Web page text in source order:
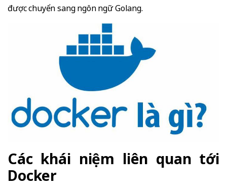
được chuyển sang ngôn ngữ Golang.
Các khái niệm liên quan tới
Docker